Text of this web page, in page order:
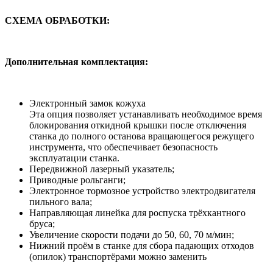
СХЕМА ОБРАБОТКИ:
Дополнительная комплектация:
Электронный замок кожуха
Эта опция позволяет устанавливать необходимое время
блокирования откидной крышки после отключения
станка до полного останова вращающегося режущего
инструмента, что обеспечивает безопасность
эксплуатации станка.
Передвижной лазерный указатель;
Приводные рольганги;
Электронное тормозное устройство электродвигателя
пильного вала;
Направляющая линейка для роспуска трёхкантного
бруса;
Увеличение скорости подачи до 50, 60, 70 м/мин;
Нижний проём в станке для сбора падающих отходов
(опилок) транспортёрами можно заменить